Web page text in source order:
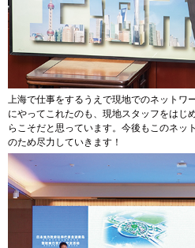
上海で仕事をするうえで現地でのネットワ
にやってこれたのも、現地スタッフをはじ
らこそだと思っています。今後もこのネッ
のため尽力していきます！